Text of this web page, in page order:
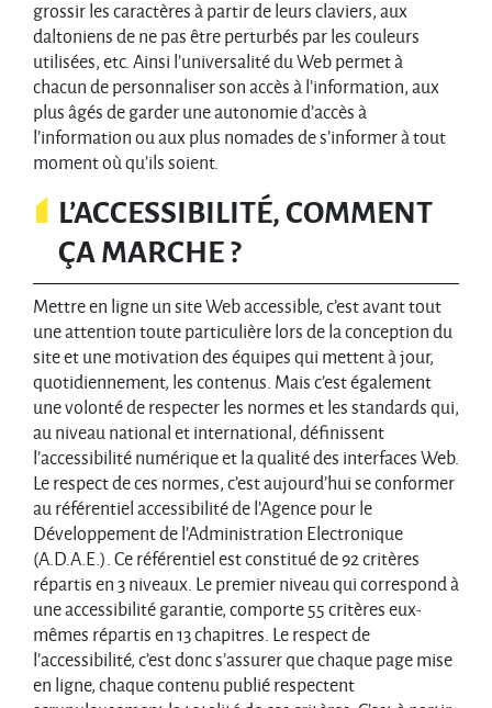
grossir les caractères à partir de leurs claviers, aux
daltoniens de ne pas être perturbés par les couleurs
utilisées, etc. Ainsi l’universalité du Web permet à
chacun de personnaliser son accès à l’information, aux
plus âgés de garder une autonomie d’accès à
l’information ou aux plus nomades de s’informer à tout
moment où qu’ils soient.
L’ACCESSIBILITÉ, COMMENT
ÇA MARCHE ?
Mettre en ligne un site Web accessible, c’est avant tout
une attention toute particulière lors de la conception du
site et une motivation des équipes qui mettent à jour,
quotidiennement, les contenus. Mais c’est également
une volonté de respecter les normes et les standards qui,
au niveau national et international, définissent
l’accessibilité numérique et la qualité des interfaces Web.
Le respect de ces normes, c’est aujourd’hui se conformer
au référentiel accessibilité de l’Agence pour le
Développement de l’Administration Electronique
(A.D.A.E.). Ce référentiel est constitué de 92 critères
répartis en 3 niveaux. Le premier niveau qui correspond à
une accessibilité garantie, comporte 55 critères eux-
mêmes répartis en 13 chapitres. Le respect de
l’accessibilité, c’est donc s’assurer que chaque page mise
en ligne, chaque contenu publié respectent